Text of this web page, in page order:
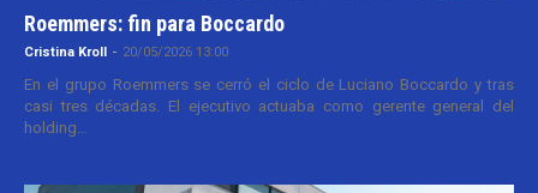
Roemmers: fin para Boccardo
Cristina Kroll - 20/05/2026 13:00
En el grupo Roemmers se cerró el ciclo de Luciano Boccardo y tras
casi tres décadas. El ejecutivo actuaba como gerente general del
holding...